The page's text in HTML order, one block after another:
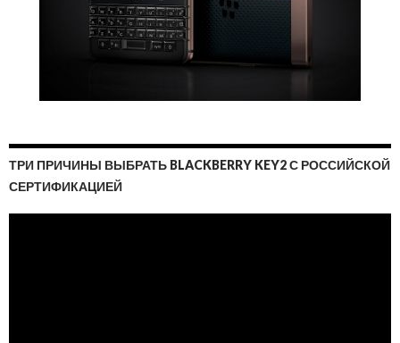
ТРИ ПРИЧИНЫ ВЫБРАТЬ BLACKBERRY KEY2 С РОССИЙСКОЙ
СЕРТИФИКАЦИЕЙ